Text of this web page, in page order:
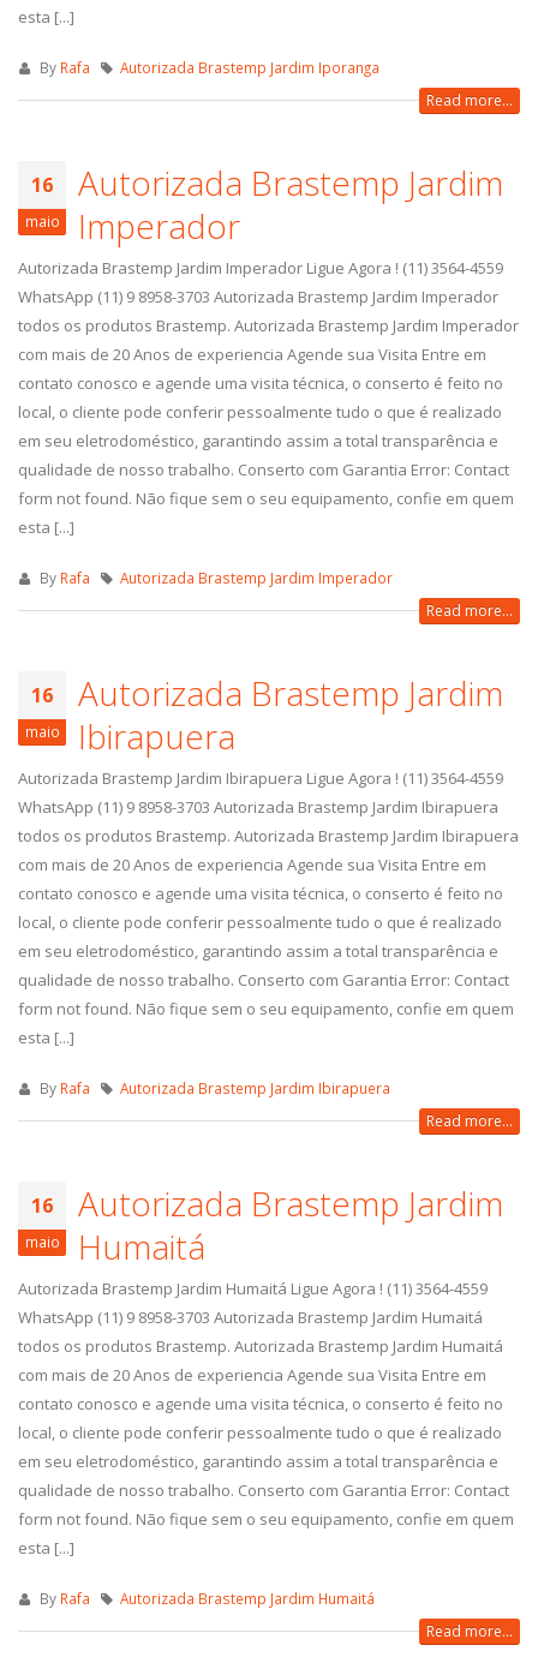
esta [...]
By Rafa Autorizada Brastemp Jardim Iporanga
Read more...
16
maio
Autorizada Brastemp Jardim
Imperador
Autorizada Brastemp Jardim Imperador Ligue Agora ! (11) 3564-4559
WhatsApp (11) 9 8958-3703 Autorizada Brastemp Jardim Imperador
todos os produtos Brastemp. Autorizada Brastemp Jardim Imperador
com mais de 20 Anos de experiencia Agende sua Visita Entre em
contato conosco e agende uma visita técnica, o conserto é feito no
local, o cliente pode conferir pessoalmente tudo o que é realizado
em seu eletrodoméstico, garantindo assim a total transparência e
qualidade de nosso trabalho. Conserto com Garantia Error: Contact
form not found. Não fique sem o seu equipamento, confie em quem
esta [...]
By Rafa Autorizada Brastemp Jardim Imperador
Read more...
16
maio
Autorizada Brastemp Jardim
Ibirapuera
Autorizada Brastemp Jardim Ibirapuera Ligue Agora ! (11) 3564-4559
WhatsApp (11) 9 8958-3703 Autorizada Brastemp Jardim Ibirapuera
todos os produtos Brastemp. Autorizada Brastemp Jardim Ibirapuera
com mais de 20 Anos de experiencia Agende sua Visita Entre em
contato conosco e agende uma visita técnica, o conserto é feito no
local, o cliente pode conferir pessoalmente tudo o que é realizado
em seu eletrodoméstico, garantindo assim a total transparência e
qualidade de nosso trabalho. Conserto com Garantia Error: Contact
form not found. Não fique sem o seu equipamento, confie em quem
esta [...]
By Rafa Autorizada Brastemp Jardim Ibirapuera
Read more...
16
maio
Autorizada Brastemp Jardim
Humaitá
Autorizada Brastemp Jardim Humaitá Ligue Agora ! (11) 3564-4559
WhatsApp (11) 9 8958-3703 Autorizada Brastemp Jardim Humaitá
todos os produtos Brastemp. Autorizada Brastemp Jardim Humaitá
com mais de 20 Anos de experiencia Agende sua Visita Entre em
contato conosco e agende uma visita técnica, o conserto é feito no
local, o cliente pode conferir pessoalmente tudo o que é realizado
em seu eletrodoméstico, garantindo assim a total transparência e
qualidade de nosso trabalho. Conserto com Garantia Error: Contact
form not found. Não fique sem o seu equipamento, confie em quem
esta [...]
By Rafa Autorizada Brastemp Jardim Humaitá
Read more...